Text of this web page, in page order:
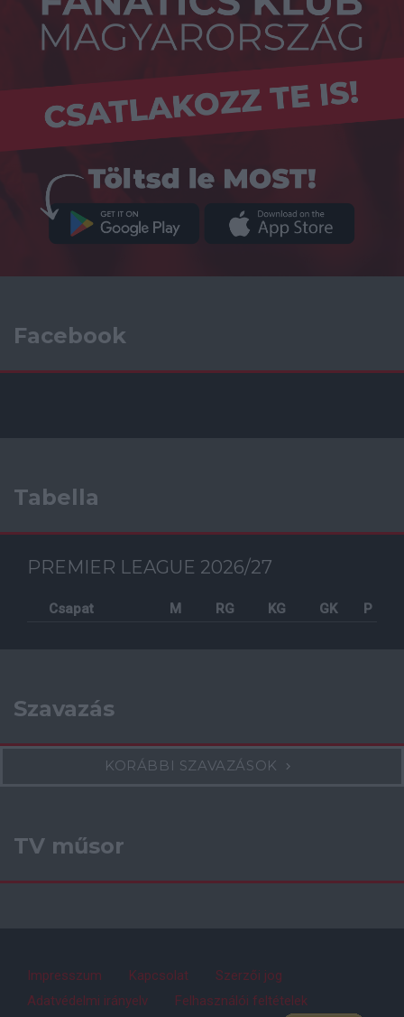
Facebook
Tabella
PREMIER LEAGUE 2026/27
Csapat M RG KG GK P
Szavazás
KORÁBBI SZAVAZÁSOK
TV műsor
Impresszum Kapcsolat
Szerzői jog
Adatvédelmi irányelv
Felhasználói feltételek